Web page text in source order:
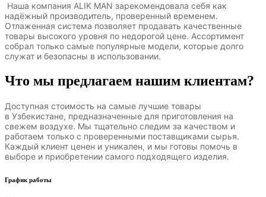
Наша компания ALIK MAN зарекомендовала себя как
надёжный производитель, проверенный временем.
Отлаженная система позволяет продавать качественные
товары высокого уровня по недорогой цене. Ассортимент
собрал только самые популярные модели, которые долго
служат и безопасны в использовании.
Что мы предлагаем нашим клиентам?
Доступная стоимость на самые лучшие товары
в Узбекистане, предназначенные для приготовления на
свежем воздухе. Мы тщательно следим за качеством и
работаем только с проверенными поставщиками сырья.
Каждый клиент ценен и уникален, и мы готовы помочь в
выборе и приобретении самого подходящего изделия.
График работы